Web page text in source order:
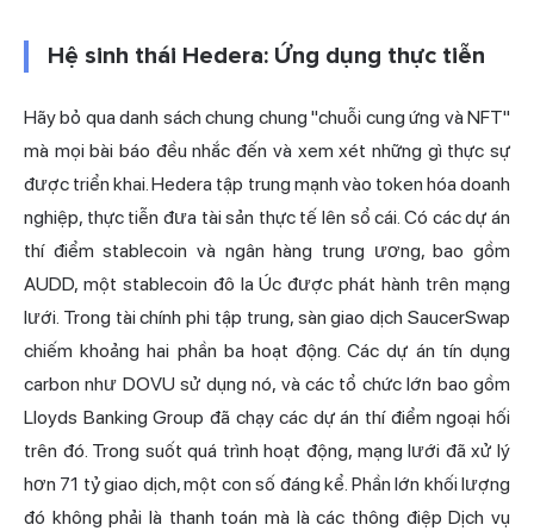
Hệ sinh thái Hedera: Ứng dụng thực tiễn
Hãy bỏ qua danh sách chung chung "chuỗi cung ứng và NFT"
mà mọi bài báo đều nhắc đến và xem xét những gì thực sự
được triển khai. Hedera tập trung mạnh vào token hóa doanh
nghiệp, thực tiễn đưa tài sản thực tế lên sổ cái. Có các dự án
thí điểm stablecoin và ngân hàng trung ương, bao gồm
AUDD, một stablecoin đô la Úc được phát hành trên mạng
lưới. Trong tài chính phi tập trung, sàn giao dịch SaucerSwap
chiếm khoảng hai phần ba hoạt động. Các dự án tín dụng
carbon như DOVU sử dụng nó, và các tổ chức lớn bao gồm
Lloyds Banking Group đã chạy các dự án thí điểm ngoại hối
trên đó. Trong suốt quá trình hoạt động, mạng lưới đã xử lý
hơn 71 tỷ giao dịch, một con số đáng kể. Phần lớn khối lượng
đó không phải là thanh toán mà là các thông điệp Dịch vụ